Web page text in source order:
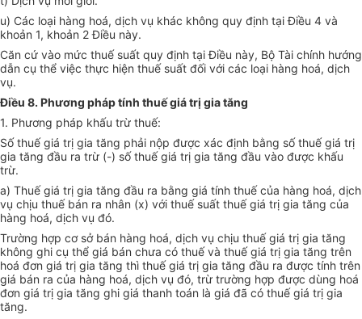
u) Các loại hàng hoá, dịch vụ khác không quy định tại Điều 4 và
khoản 1, khoản 2 Điều này.
Căn cứ vào mức thuế suất quy định tại Điều này, Bộ Tài chính hướng
dẫn cụ thể việc thực hiện thuế suất đối với các loại hàng hoá, dịch
vụ.
Điều 8. Phương pháp tính thuế giá trị gia tăng
1. Phương pháp khấu trừ thuế:
Số thuế giá trị gia tăng phải nộp được xác định bằng số thuế giá trị
gia tăng đầu ra trừ (-) số thuế giá trị gia tăng đầu vào được khấu
trừ.
a) Thuế giá trị gia tăng đầu ra bằng giá tính thuế của hàng hoá, dịch
vụ chịu thuế bán ra nhân (x) với thuế suất thuế giá trị gia tăng của
hàng hoá, dịch vụ đó.
Trường hợp cơ sở bán hàng hoá, dịch vụ chịu thuế giá trị gia tăng
không ghi cụ thể giá bán chưa có thuế và thuế giá trị gia tăng trên
hoá đơn giá trị gia tăng thì thuế giá trị gia tăng đầu ra được tính trên
giá bán ra của hàng hoá, dịch vụ đó, trừ trường hợp được dùng hoá
đơn giá trị gia tăng ghi giá thanh toán là giá đã có thuế giá trị gia
tăng.